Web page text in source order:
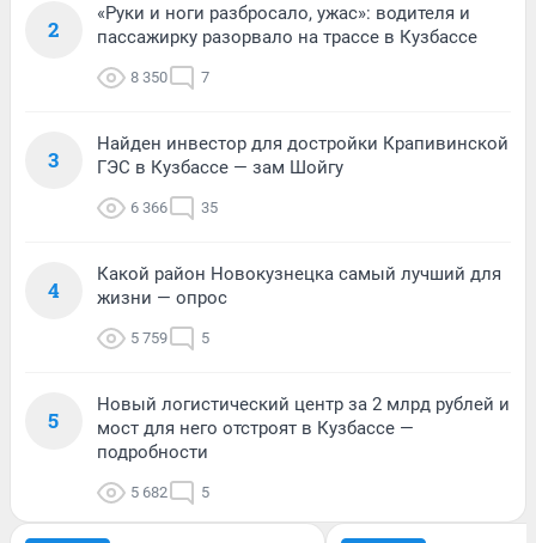
2
«Руки и ноги разбросало, ужас»: водителя и
пассажирку разорвало на трассе в Кузбассе
8 350 7
3
Найден инвестор для достройки Крапивинской
ГЭС в Кузбассе — зам Шойгу
6 366 35
4
Какой район Новокузнецка самый лучший для
жизни — опрос
5 759 5
5
Новый логистический центр за 2 млрд рублей и
мост для него отстроят в Кузбассе —
подробности
5 682 5